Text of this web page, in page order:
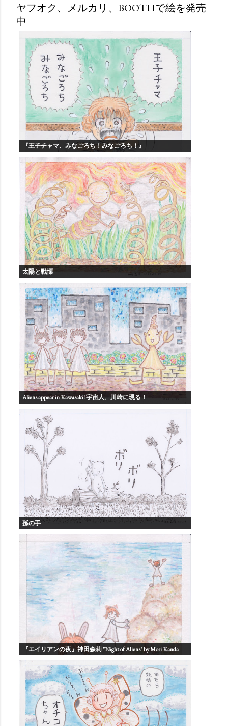
ヤフオク、メルカリ、BOOTHで絵を発売
中
『王子チャマ、みなごろち！みなごろち！』
太陽と戦慄
Aliens appear in Kawasaki! 宇宙人、川崎に現る！
孫の手
『エイリアンの夜』神田森莉 "Night of Aliens" by Mori Kanda